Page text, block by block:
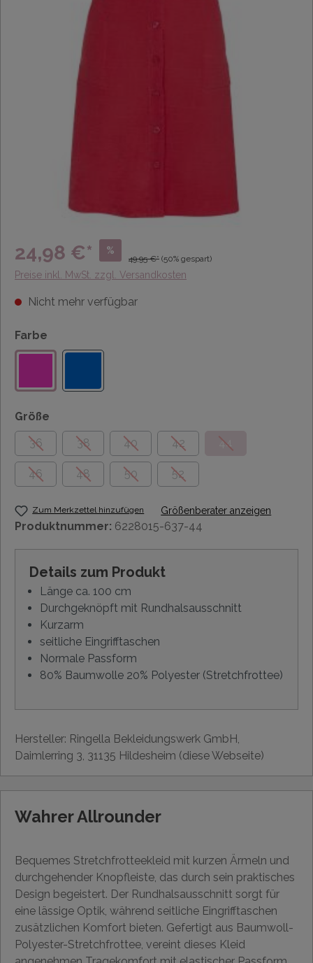
24,98 €* %
49,95 €* (50% gespart)
Preise inkl. MwSt. zzgl. Versandkosten
Nicht mehr verfügbar
Farbe
Größe
36
38 40 42 44
46 48 50 52
Zum Merkzettel hinzufügen Größenberater anzeigen
Produktnummer: 6228015-637-44
Details zum Produkt
Länge ca. 100 cm
Durchgeknöpft mit Rundhalsausschnitt
Kurzarm
seitliche Eingrifftaschen
Normale Passform
80% Baumwolle 20% Polyester (Stretchfrottee)
Hersteller: Ringella Bekleidungswerk GmbH,
Daimlerring 3, 31135 Hildesheim (diese Webseite)
Wahrer Allrounder
Bequemes Stretchfrotteekleid mit kurzen Ärmeln und
durchgehender Knopfleiste, das durch sein praktisches
Design begeistert. Der Rundhalsausschnitt sorgt für
eine lässige Optik, während seitliche Eingrifftaschen
zusätzlichen Komfort bieten. Gefertigt aus Baumwoll-
Polyester-Stretchfrottee, vereint dieses Kleid